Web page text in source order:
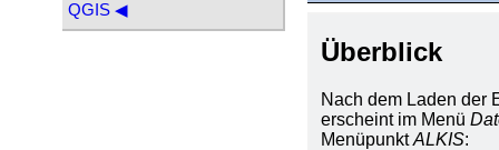
QGIS ◀
Überblick
Nach dem Laden der
erscheint im Menü
MenüpunktALKIS: